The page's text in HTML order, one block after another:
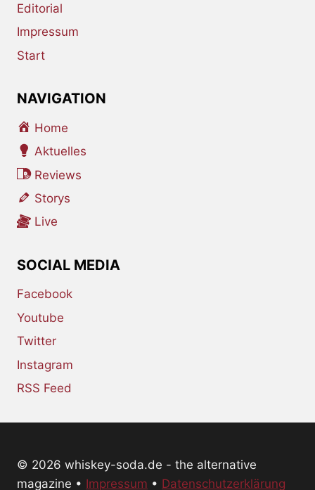
Editorial
Impressum
Start
NAVIGATION
Home
Aktuelles
Reviews
Storys
Live
SOCIAL MEDIA
Facebook
Youtube
Twitter
Instagram
RSS Feed
© 2026 whiskey-soda.de - the alternative
magazine • Impressum • Datenschutzerklärung